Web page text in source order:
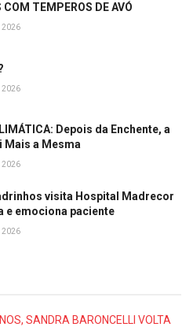
COM TEMPEROS DE AVÓ
2026
2026
Depois da Enchente, a
Mais a Mesma
2026
visita Hospital Madrecor
e emociona paciente
2026
SANDRA BARONCELLI VOLTA